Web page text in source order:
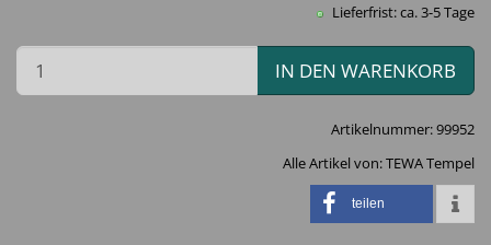
Lieferfrist: ca. 3-5 Tage
IN DEN WARENKORB
Artikelnummer:99952
Alle Artikel von:TEWA Tempel
teilen